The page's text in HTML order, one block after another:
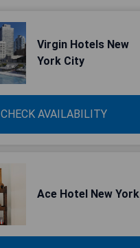
Virgin Hotels New
York City
CHECK AVAILABILITY
Ace Hotel New York